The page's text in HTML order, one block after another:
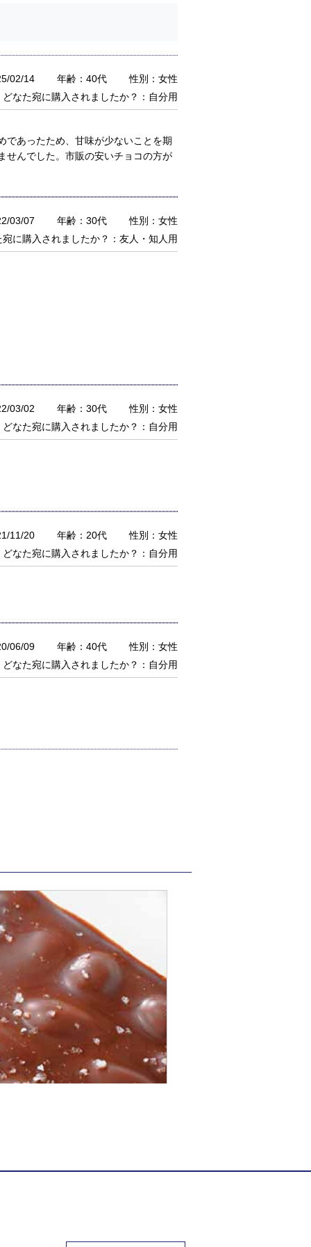
02/14 年齢：40代
性別：女性
どなた宛に購入されましたか？：自分用
であったため、甘味が少ないことを期
せんでした。市販の安いチョコの方が
03/07 年齢：30代
性別：女性
宛に購入されましたか？：友人・知人用
03/02 年齢：30代
性別：女性
どなた宛に購入されましたか？：自分用
11/20 年齢：20代
性別：女性
どなた宛に購入されましたか？：自分用
06/09 年齢：40代
性別：女性
どなた宛に購入されましたか？：自分用